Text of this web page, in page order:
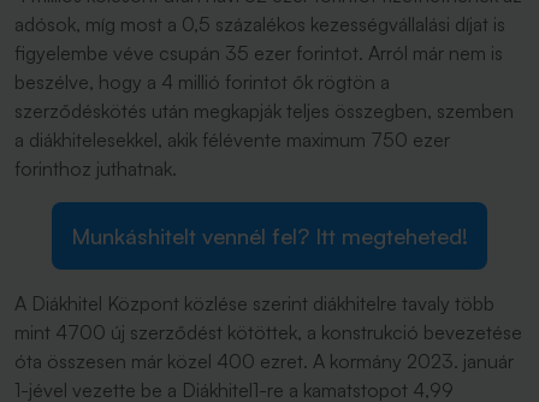
adósok, míg most a 0,5 százalékos kezességvállalási díjat is
figyelembe véve csupán 35 ezer forintot. Arról már nem is
beszélve, hogy a 4 millió forintot ők rögtön a
szerződéskötés után megkapják teljes összegben, szemben
a diákhitelesekkel, akik félévente maximum 750 ezer
forinthoz juthatnak.
Munkáshitelt vennél fel? Itt megteheted!
A Diákhitel Központ közlése szerint diákhitelre tavaly több
mint 4700 új szerződést kötöttek, a konstrukció bevezetése
óta összesen már közel 400 ezret. A kormány 2023. január
1-jével vezette be a Diákhitel1-re a kamatstopot 4,99